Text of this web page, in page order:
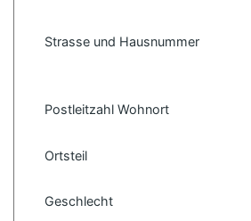
Strasse und Hausnummer
Postleitzahl Wohnort
Ortsteil
Geschlecht